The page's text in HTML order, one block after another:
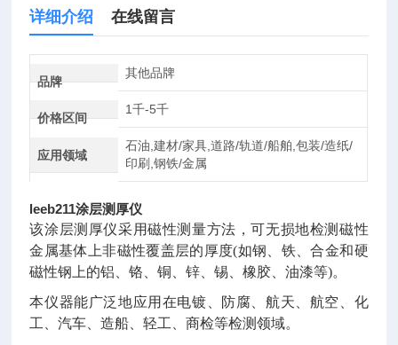
详细介绍 在线留言
品牌
其他品牌
价格区间
1千-5千
应用领域
石油,建材/家具,道路/轨道/船舶,包装/造纸/
印刷,钢铁/金属
leeb211涂层测厚仪
该涂层测厚仪采用磁性测量方法，可无损地检测磁性
金属基体上非磁性覆盖层的厚度(如钢、铁、合金和硬
磁性钢上的铝、铬、铜、锌、锡、橡胶、油漆等)。
本仪器能广泛地应用在电镀、防腐、航天、航空、化
工、汽车、造船、轻工、商检等检测领域。